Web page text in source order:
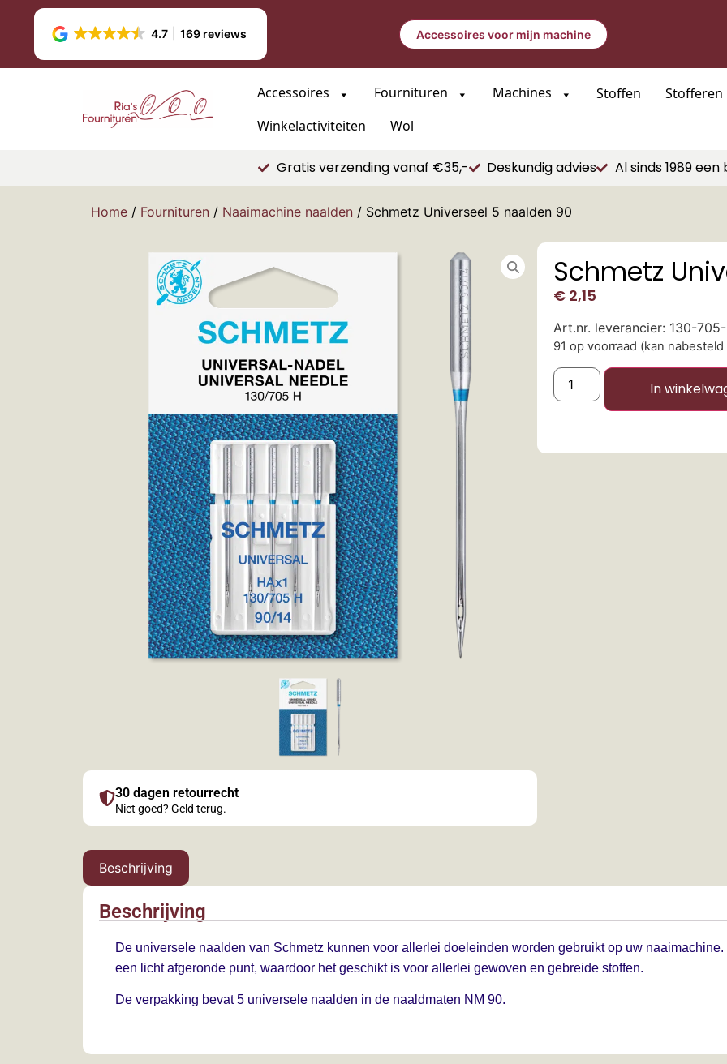
4.7 169 reviews Accessoires voor mijn machine
Accessoires Fournituren Machines Stoffen
Stofferen
Winkelactiviteiten
Wol
Gratis verzending vanaf €35,- Deskundig advies Al sinds 1989
Home / Fournituren / Naaimachine naalden / Schmetz Universeel 5 naalden 90
30 dagen retourrecht
Niet goed? Geld terug.
Schmetz
€2,15
Art.nr. leverancier: 130-
91 op voorraad (kan
In
Beschrijving
Beschrijving
De universele naalden van Schmetz kunnen voor allerlei doeleinden worden gebruikt op uw
een licht afgeronde punt, waardoor het geschikt is voor allerlei gewoven en gebreide stoffen.
De verpakking bevat 5 universele naalden in de naaldmaten NM 90.